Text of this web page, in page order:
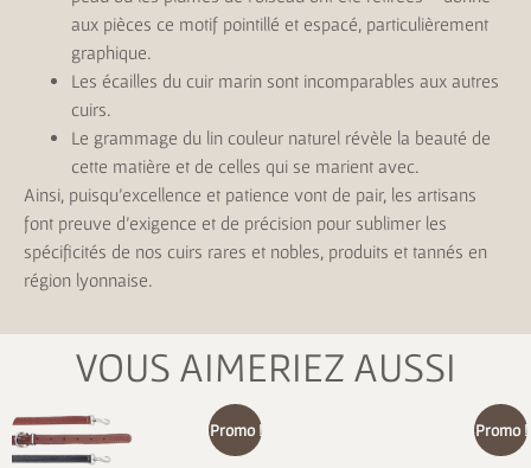
aux pièces ce motif pointillé et espacé, particulièrement
graphique.
Les écailles du cuir marin sont incomparables aux autres
cuirs.
Le grammage du lin couleur naturel révèle la beauté de
cette matière et de celles qui se marient avec.
Ainsi, puisqu’excellence et patience vont de pair, les artisans
font preuve d’exigence et de précision pour sublimer les
spécificités de nos cuirs rares et nobles, produits et tannés en
région lyonnaise.
VOUS AIMERIEZ AUSSI
Promo ! Promo !